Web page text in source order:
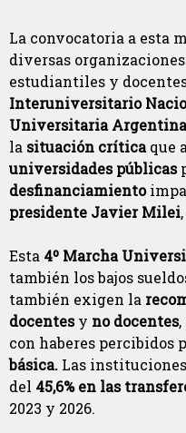
La convocatoria a esta
diversas
estudiantiles y
Interuniversitario
Universitaria
la situación críticaque
universidades públicas
desfinanciamiento
presidente Javier Milei
Esta 4º Marcha
también los bajos
también exigen la
docentesy no docentes
con haberes percibidos
básica. Las
del 45,6% en las
2023 y 2026.